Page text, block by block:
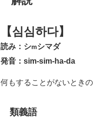
【심심하다】
読み：シmシマダ
発音：sim-sim-ha-da
何もすることがないとき
類義語